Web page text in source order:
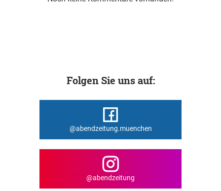
Folgen Sie uns auf:
@abendzeitung.muenchen
@abendzeitung